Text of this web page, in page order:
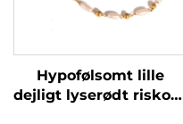
Hypofølsomt lille
dejligt lyserødt riskorn